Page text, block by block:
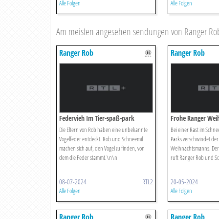
Alle Folgen Alle Folgen
Am meisten angesehen sendungen von Ranger
Ranger Rob
Federvieh Im Tier-spaß-park
Die Eltern von Rob haben eine unbekannte
Vogelfeder entdeckt. Rob und Schneemil
machen sich auf, den Vogel zu finden, von
dem die Feder stammt.\n\n
08-07-2024 RTL2
Alle Folgen
Ranger Rob
Frohe Ranger
Bei einer Rast im
Parks verschwindet
Weihnachtsmanns.
ruft Ranger Rob und
20-05-2024
Alle Folgen